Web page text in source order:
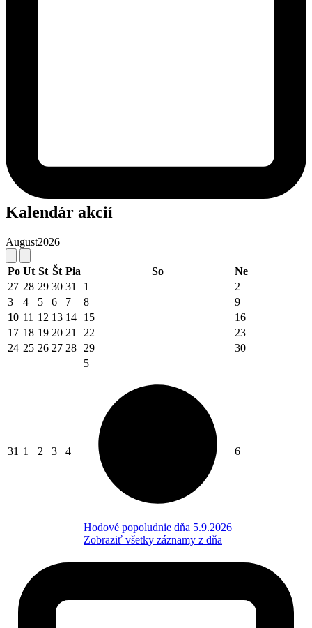
Kalendár akcií
August2026
Po Ut St Št Pia So
Ne
27 28 29 30 31 1
2
3
4 5 6 7 8
9
10 11 12 13 14 15
16
17 18 19 20 21 22
23
24 25 26 27 28 29 30
31 1 2 3 4
5
Hodové popoludnie dňa 5.9.2026
Zobraziť všetky záznamy z dňa
6